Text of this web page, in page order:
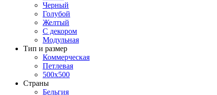
Черный
Голубой
Желтый
С декором
Модульная
Тип и размер
Коммерческая
Петлевая
500х500
Страны
Бельгия